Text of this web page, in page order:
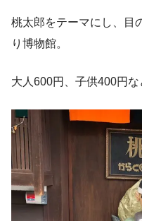
桃太郎をテーマにし、目
り博物館。
大人600円、子供400円な